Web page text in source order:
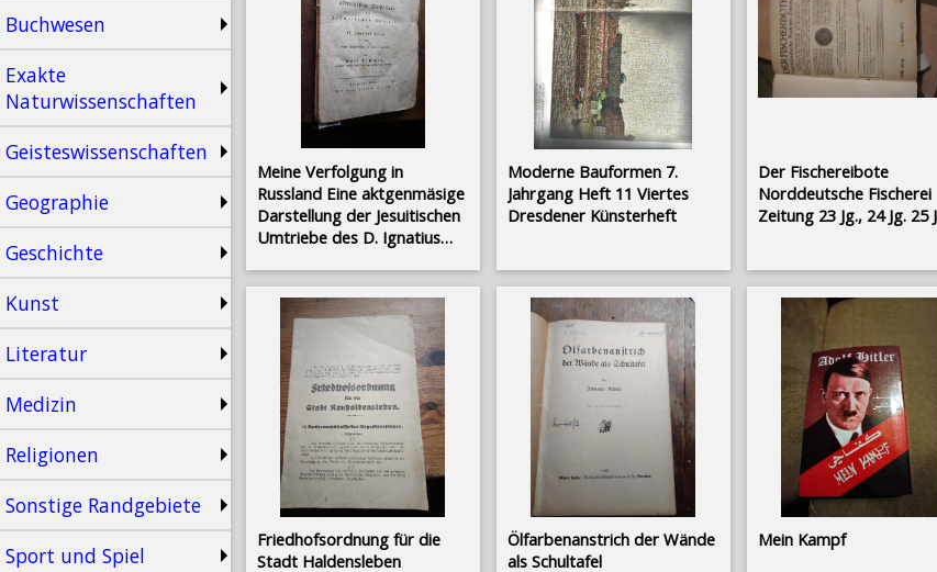
Buchwesen
Exakte
Naturwissenschaften
Geisteswissenschaften
Geographie
Geschichte
Kunst
Literatur
Medizin
Religionen
Sonstige Randgebiete
Sport und Spiel
Meine Verfolgung in
Russland Eine aktgenmäsige
Darstellung der Jesuitischen
Umtriebe des D. Ignatius
Gegenden
Moderne Bauformen 7.
Jahrgang Heft 11 Viertes
Dresdener Künsterheft
Der Fischereibote
Norddeutsche Fischerei
Zeitung 23 Jg.,
Friedhofsordnung für die
Stadt Haldensleben
Ölfarbenanstrich der Wände
als Schultafel
Mein Kampf